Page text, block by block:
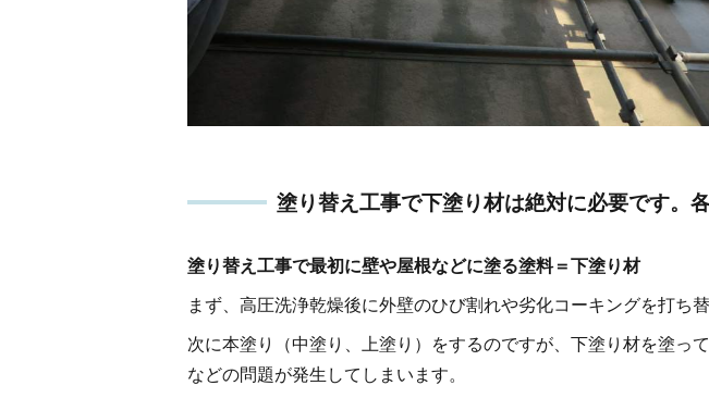
塗り替え工事で下塗り材は絶対に必要です。
塗り替え工事で最初に壁や屋根などに塗る塗料＝下塗り材
まず、高圧洗浄乾燥後に外壁のひび割れや劣化コーキングを打ち
次に本塗り（中塗り、上塗り）をするのですが、下塗り材を塗っ
などの問題が発生してしまいます。